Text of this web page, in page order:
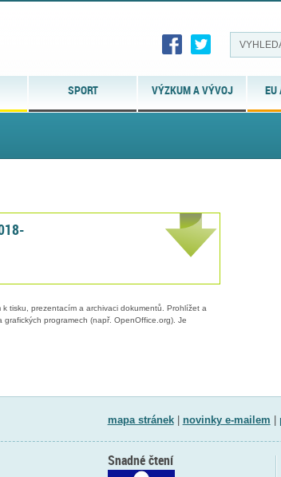
SPORT VÝZKUM A VÝVOJ EU
tisku, prezentacím a archivaci dokumentů. Prohlížet a
grafických programech (např. OpenOffice.org). Je
mapa stránek| novinky e-mailem
Snadné čtení